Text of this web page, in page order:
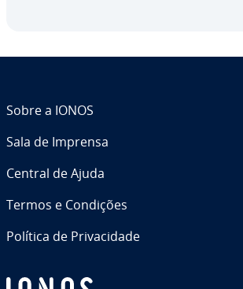
Sobre a IONOS
Sala de Imprensa
Central de Ajuda
Termos e Condições
Política de Pri­va­ci­dade